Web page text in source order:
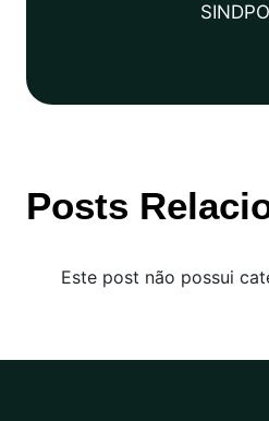
Posts
Este post não possui